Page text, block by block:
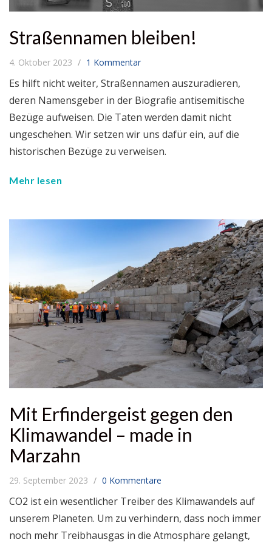
Straßennamen bleiben!
4. Oktober 2023 1 Kommentar
Es hilft nicht weiter, Straßennamen auszuradieren,
deren Namensgeber in der Biografie antisemitische
Bezüge aufweisen. Die Taten werden damit nicht
ungeschehen. Wir setzen wir uns dafür ein, auf die
historischen Bezüge zu verweisen.
Mehr lesen
Mit Erfindergeist gegen den
Klimawandel – made in
Marzahn
29. September 2023 0 Kommentare
CO2 ist ein wesentlicher Treiber des Klimawandels auf
unserem Planeten. Um zu verhindern, dass noch immer
noch mehr Treibhausgas in die Atmosphäre gelangt,